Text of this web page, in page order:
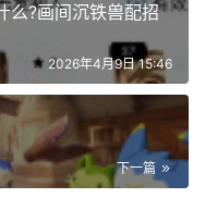
么?画间沉铁兽配招
2026年4月9日 15:46
下一篇